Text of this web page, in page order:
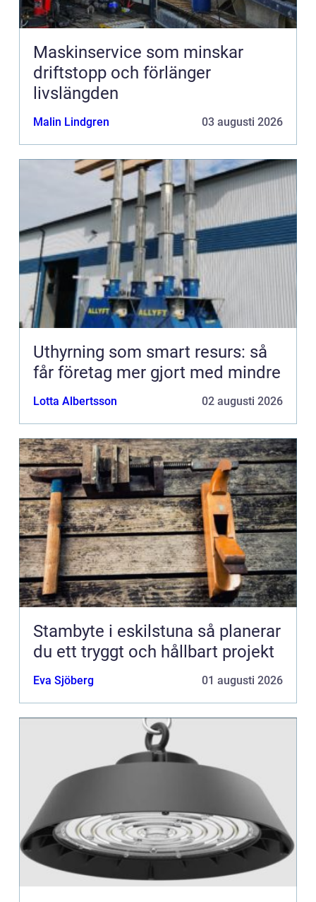
Maskinservice som minskar
driftstopp och förlänger
livslängden
Malin Lindgren 03 augusti 2026
Uthyrning som smart resurs: så
får företag mer gjort med mindre
Lotta Albertsson 02 augusti 2026
Stambyte i eskilstuna så planerar
du ett tryggt och hållbart projekt
Eva Sjöberg 01 augusti 2026